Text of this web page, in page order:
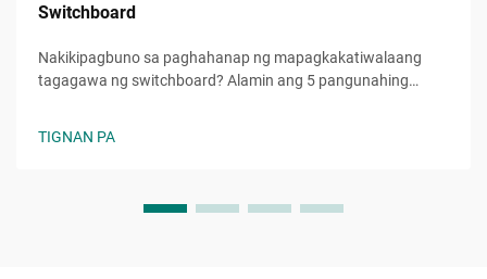
Switchboard
Nakikipagbuno sa paghahanap ng mapagkakatiwalaang
tagagawa ng switchboard? Alamin ang 5 pangunahing
TIGNAN PA